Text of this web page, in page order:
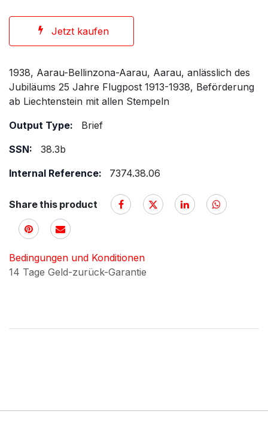
Jetzt kaufen
1938, Aarau-Bellinzona-Aarau, Aarau, anlässlich des
Jubiläums 25 Jahre Flugpost 1913-1938, Beförderung
ab Liechtenstein mit allen Stempeln
Output Type:
Brief
SSN:
38.3b
Internal Reference:
7374.38.06
Share this product
Bedingungen und Konditionen
14 Tage Geld-zurück-Garantie